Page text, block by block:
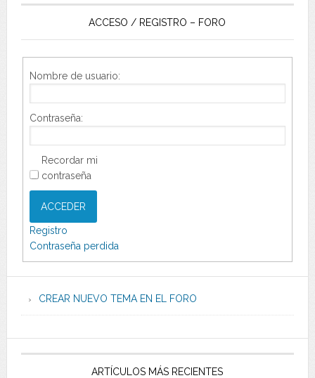
ACCESO / REGISTRO – FORO
Nombre de usuario:
Contraseña:
Recordar mi
contraseña
ACCEDER
Registro
Contraseña perdida
CREAR NUEVO TEMA EN EL FORO
ARTÍCULOS MÁS RECIENTES